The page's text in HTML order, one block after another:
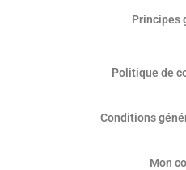
Principes
Politique de
Conditions
Mon